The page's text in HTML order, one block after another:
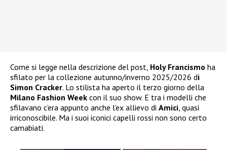
Come si legge nella descrizione del post, Holy Francismo ha
sfilato per la collezione autunno/inverno 2025/2026 di
Simon Cracker. Lo stilista ha aperto il terzo giorno della
Milano Fashion Week con il suo show. E tra i modelli che
sfilavano c’era appunto anche l’ex allievo di Amici, quasi
irriconoscibile. Ma i suoi iconici capelli rossi non sono certo
camabiati.